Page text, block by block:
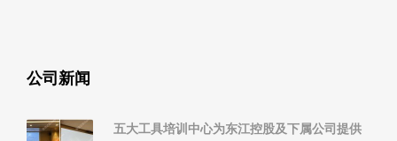
公司新闻
五大工具培训中心为东江控股及下属公司提供